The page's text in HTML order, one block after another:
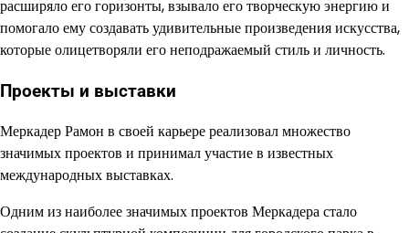
расширяло его горизонты, взывало его творческую энергию и
помогало ему создавать удивительные произведения искусства,
которые олицетворяли его неподражаемый стиль и личность.
Проекты и выставки
Меркадер Рамон в своей карьере реализовал множество
значимых проектов и принимал участие в известных
международных выставках.
Одним из наиболее значимых проектов Меркадера стало